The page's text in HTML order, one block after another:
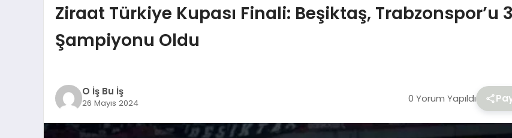
Ziraat Türkiye Kupası Finali: Beşiktaş, Trabzonspor’u
Şampiyonu Oldu
O İş Bu İş
26 Mayıs 2024 0 Yorum Yapıldı